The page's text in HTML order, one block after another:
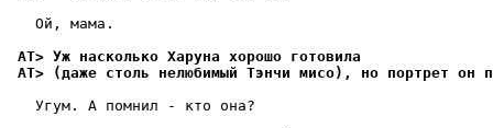
   Ой, мама.
AT> Уж насколько Харуна хорошо готовила
AT> (даже столь нелюбимый Тэнчи мисо), но портрет он
   Угум. А помнил - кто она?